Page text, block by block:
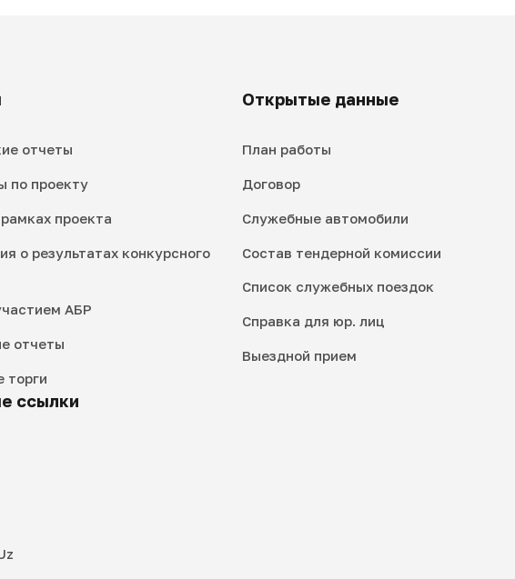
отчеты
по проекту
проекта
о результатах конкурсного
АБР
отчеты
торги
ссылки
Открытые данные
План работы
Договор
Служебные автомобили
Состав тендерной комиссии
Список служебных поездок
Справка для юр. лиц
Выездной прием